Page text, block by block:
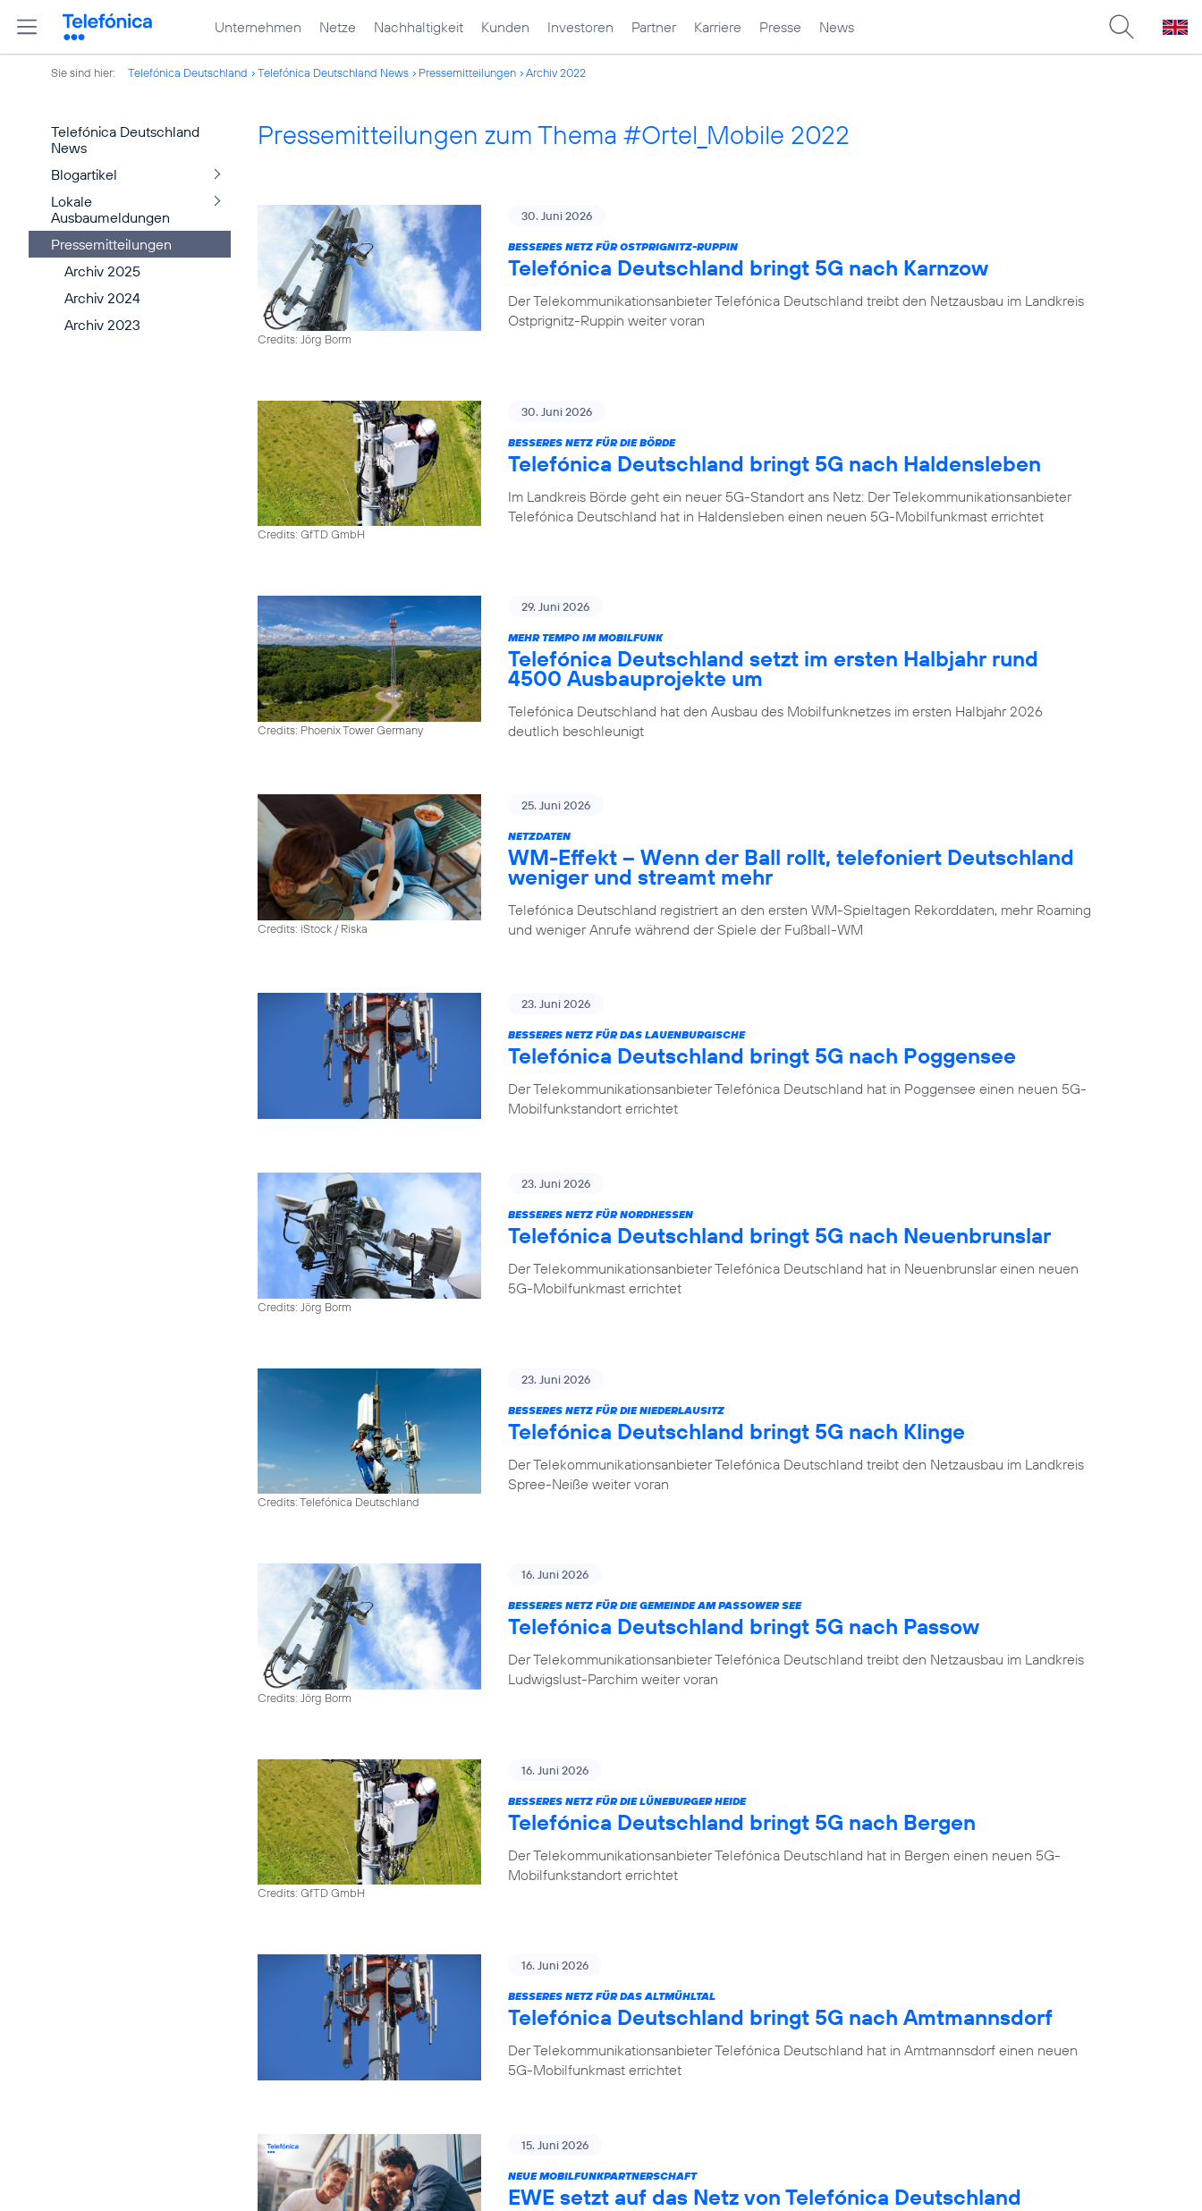
Unternehmen Netze Nachhaltigkeit Kunden Investoren Partner Karriere Presse News
Sie sind hier: Telefónica Deutschland Telefónica Deutschland News Pressemitteilungen Archiv 2022
Telefónica Deutschland
News
Blogartikel
Lokale
Ausbaumeldungen
Pressemitteilungen
Archiv 2025
Archiv 2024
Archiv 2023
Pressemitteilungen zum Thema #Ortel_Mobile 2022
Credits: Jörg Borm
30. Juni 2026
BESSERES NETZ FÜR OSTPRIGNITZ-RUPPIN
Telefónica Deutschland bringt 5G nach Karnzow
Der Telekommunikationsanbieter Telefónica Deutschland treibt den Netzausbau im Landkreis
Ostprignitz-Ruppin weiter voran
Credits: GfTD GmbH
30. Juni 2026
BESSERES NETZ FÜR DIE BÖRDE
Telefónica Deutschland bringt 5G nach Haldensleben
Im Landkreis Börde geht ein neuer 5G-Standort ans Netz: Der Telekommunikationsanbieter
Telefónica Deutschland hat in Haldensleben einen neuen 5G-Mobilfunkmast errichtet
Credits: Phoenix Tower Germany
29. Juni 2026
MEHR TEMPO IM MOBILFUNK
Telefónica Deutschland setzt im ersten Halbjahr rund
4500 Ausbauprojekte um
Telefónica Deutschland hat den Ausbau des Mobilfunknetzes im ersten Halbjahr 2026
deutlich beschleunigt
Credits: iStock / Riska
25. Juni 2026
NETZDATEN
WM-Effekt – Wenn der Ball rollt, telefoniert Deutschland
weniger und streamt mehr
Telefónica Deutschland registriert an den ersten WM-Spieltagen Rekorddaten, mehr Roaming
und weniger Anrufe während der Spiele der Fußball-WM
23. Juni 2026
BESSERES NETZ FÜR DAS LAUENBURGISCHE
Telefónica Deutschland bringt 5G nach Poggensee
Der Telekommunikationsanbieter Telefónica Deutschland hat in Poggensee einen neuen 5G-
Mobilfunkstandort errichtet
Credits: Jörg Borm
23. Juni 2026
BESSERES NETZ FÜR NORDHESSEN
Telefónica Deutschland bringt 5G nach Neuenbrunslar
Der Telekommunikationsanbieter Telefónica Deutschland hat in Neuenbrunslar einen neuen
5G-Mobilfunkmast errichtet
Credits: Telefónica Deutschland
23. Juni 2026
BESSERES NETZ FÜR DIE NIEDERLAUSITZ
Telefónica Deutschland bringt 5G nach Klinge
Der Telekommunikationsanbieter Telefónica Deutschland treibt den Netzausbau im Landkreis
Spree-Neiße weiter voran
Credits: Jörg Borm
16. Juni 2026
BESSERES NETZ FÜR DIE GEMEINDE AM PASSOWER SEE
Telefónica Deutschland bringt 5G nach Passow
Der Telekommunikationsanbieter Telefónica Deutschland treibt den Netzausbau im Landkreis
Ludwigslust-Parchim weiter voran
Credits: GfTD GmbH
16. Juni 2026
BESSERES NETZ FÜR DIE LÜNEBURGER HEIDE
Telefónica Deutschland bringt 5G nach Bergen
Der Telekommunikationsanbieter Telefónica Deutschland hat in Bergen einen neuen 5G-
Mobilfunkstandort errichtet
16. Juni 2026
BESSERES NETZ FÜR DAS ALTMÜHLTAL
Telefónica Deutschland bringt 5G nach Amtmannsdorf
Der Telekommunikationsanbieter Telefónica Deutschland hat in Amtmannsdorf einen neuen
5G-Mobilfunkmast errichtet
15. Juni 2026
NEUE MOBILFUNKPARTNERSCHAFT
EWE setzt auf das Netz von Telefónica Deutschland